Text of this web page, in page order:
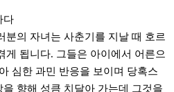
다
분의 자녀는 사춘기를 지날 때 호르
게 됩니다. 그들은 아이에서 어른으
심한 과민 반응을 보이며 당혹스
향해 성큼 치달아 가는데 그것을